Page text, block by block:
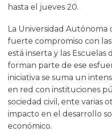
hasta el jueves 20.
La Universidad Autónoma
fuerte compromiso con
está inserta y las Escuelas
forman parte de ese
iniciativa se suma un
en red con instituciones
sociedad civil, ente varias
impacto en el desarrollo
económico.